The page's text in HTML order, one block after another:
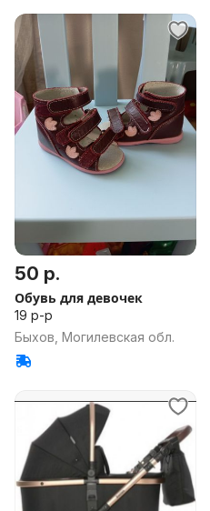
50 р.
Обувь для девочек
19 р-р
Быхов, Могилевская обл.